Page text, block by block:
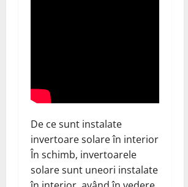
De ce sunt instalate
invertoare solare în interior
În schimb, invertoarele
solare sunt uneori instalate